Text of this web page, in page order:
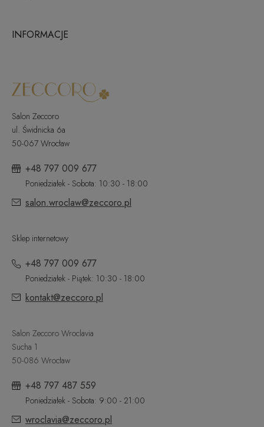
INFORMACJE
Salon Zeccoro
ul. Świdnicka 6a
50-067 Wrocław
+48 797 009 677
Poniedziałek - Sobota: 10:30 - 18:00
salon.wroclaw@zeccoro.pl
Sklep internetowy
+48 797 009 677
Poniedziałek - Piątek: 10:30 - 18:00
kontakt@zeccoro.pl
Salon Zeccoro Wroclavia
Sucha 1
50-086 Wrocław
+48 797 487 559
Poniedziałek - Sobota: 9:00 - 21:00
wroclavia@zeccoro.pl